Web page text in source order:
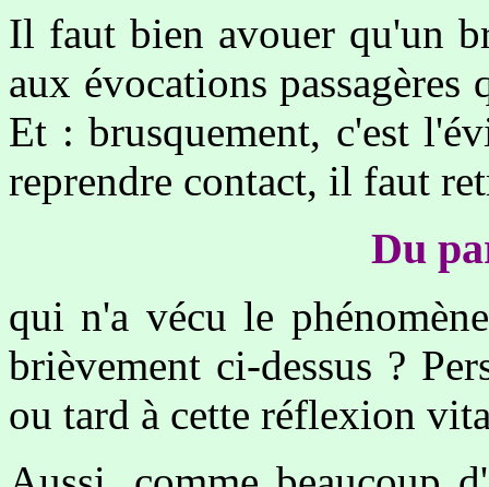
Il faut bien avouer qu'un
aux évocations
Et : brusquement, c'est
reprendre contact, il faut
Du
qui n'a vécu le
brièvement ci-dessus ?
ou tard à cette réflexion